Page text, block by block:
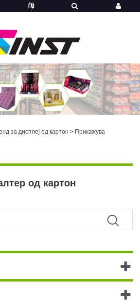
за дисплеј од картон > Прикажува
од картон